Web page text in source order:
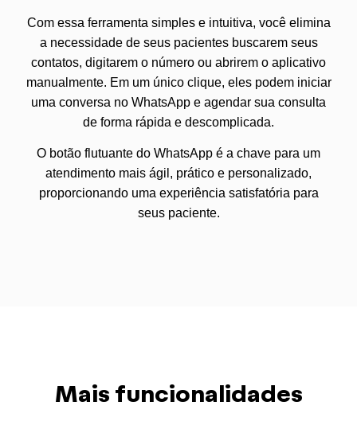
Com essa ferramenta simples e intuitiva, você elimina
a necessidade de seus pacientes buscarem seus
contatos, digitarem o número ou abrirem o aplicativo
manualmente. Em um único clique, eles podem iniciar
uma conversa no WhatsApp e agendar sua consulta
de forma rápida e descomplicada.
O botão flutuante do WhatsApp é a chave para um
atendimento mais ágil, prático e personalizado,
proporcionando uma experiência satisfatória para
seus paciente.
Mais funcionalidades